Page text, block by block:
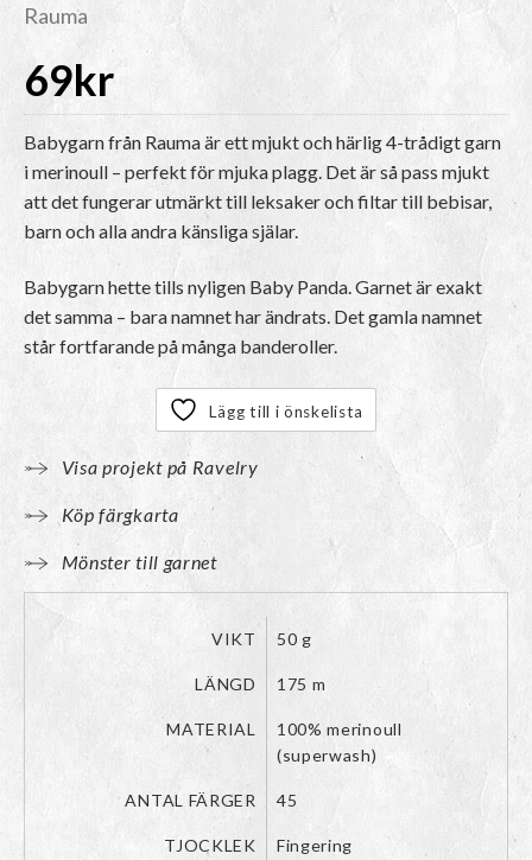
Rauma
69kr
Babygarn från Rauma är ett mjukt och härlig 4-trådigt garn
i merinoull – perfekt för mjuka plagg. Det är så pass mjukt
att det fungerar utmärkt till leksaker och filtar till bebisar,
barn och alla andra känsliga själar.
Babygarn hette tills nyligen Baby Panda. Garnet är exakt
det samma – bara namnet har ändrats. Det gamla namnet
står fortfarande på många banderoller.
Lägg till i önskelista
Visa projekt på Ravelry
Köp färgkarta
Mönster till garnet
VIKT 50 g
LÄNGD 175 m
MATERIAL
100% merinoull
(superwash)
ANTAL FÄRGER 45
TJOCKLEK Fingering